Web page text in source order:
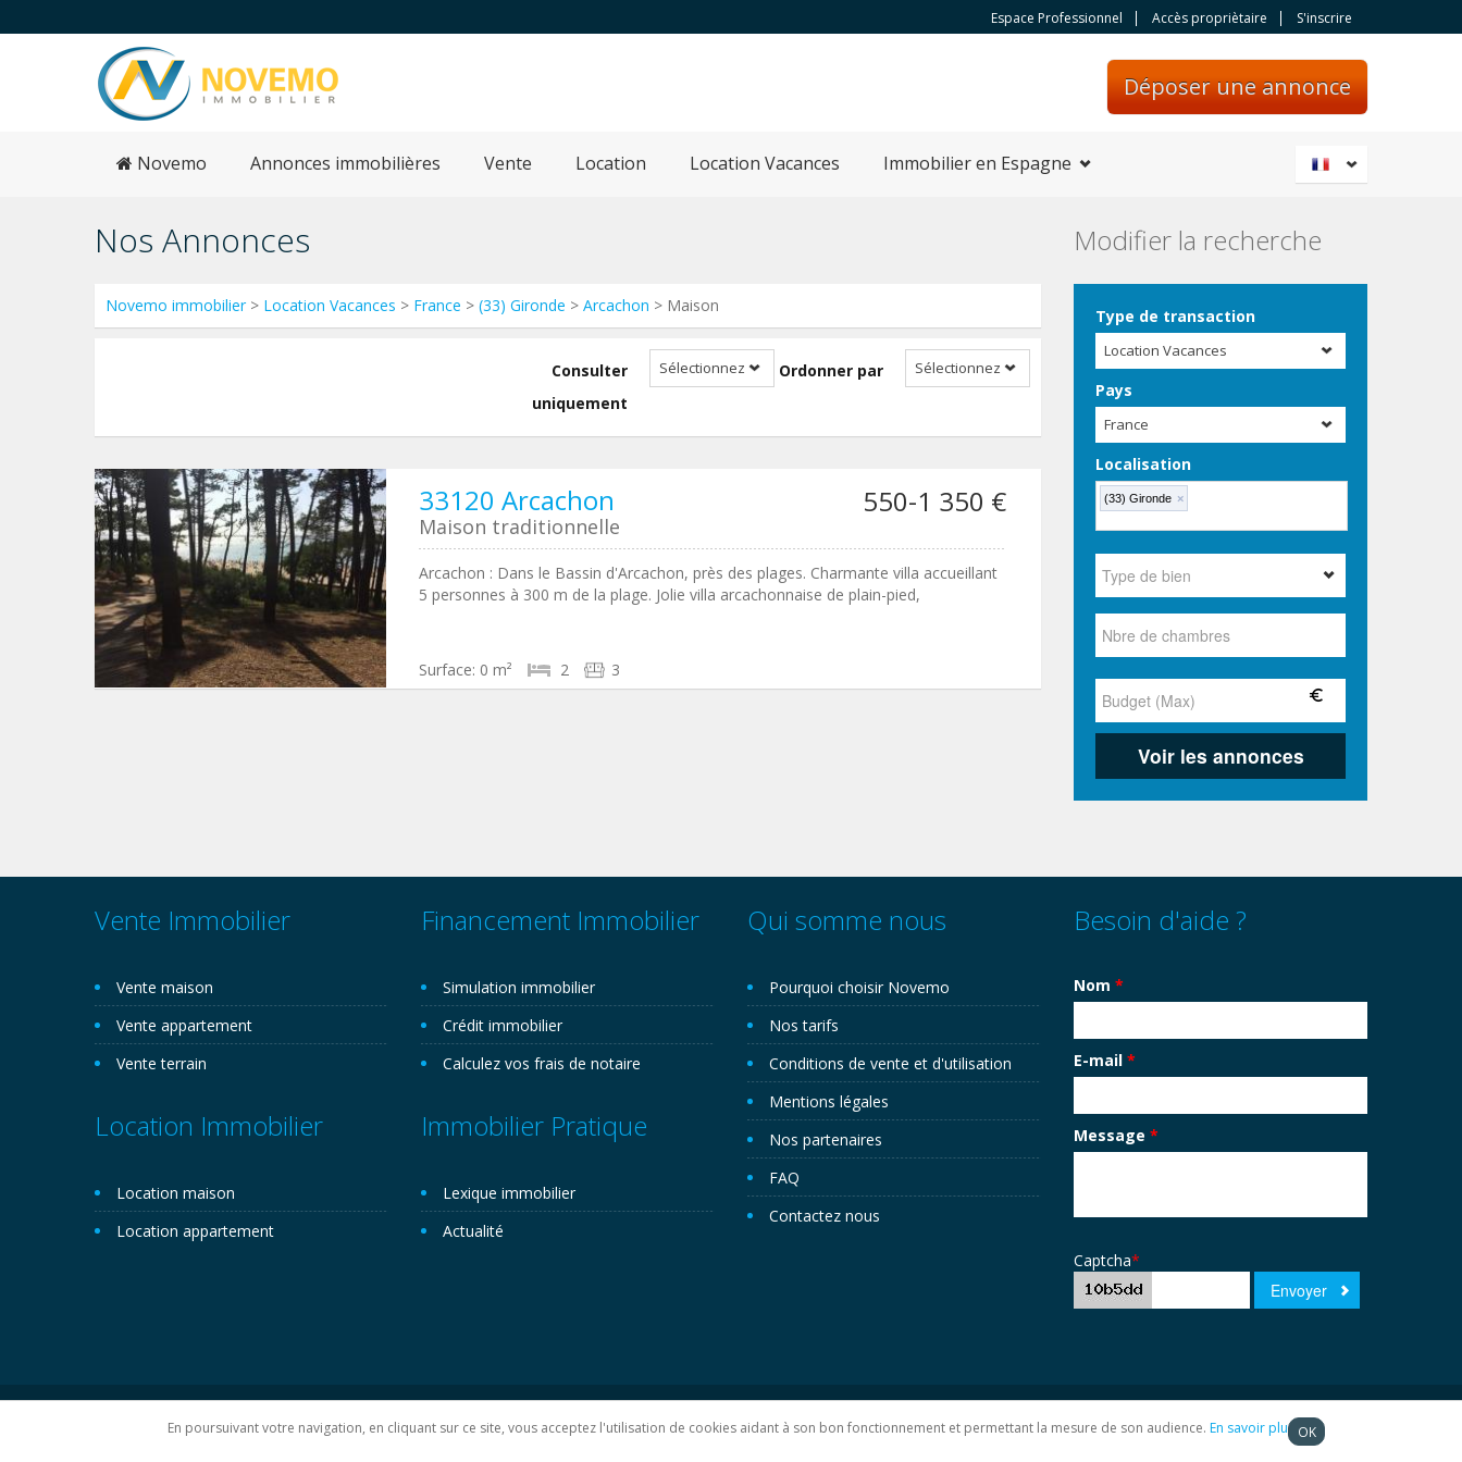
Espace Professionnel Accès propriètaire S'inscrire
Déposer une annonce
Novemo Annonces immobilières Vente Location Location Vacances Immobilier en Espagne
Nos Annonces
Novemo immobilier> Location Vacances > France > (33) Gironde > Arcachon > Maison
Ordonner par Sélectionnez
Consulter
uniquement
Sélectionnez
33120 Arcachon 550-1 350 €
Maison traditionnelle
Arcachon : Dans le Bassin d'Arcachon, près des plages. Charmante villa accueillant
5 personnes à 300 m de la plage. Jolie villa arcachonnaise de plain-pied,
Surface: 0 m² 2 3
Modifier la recherche
Type de transaction
Location Vacances
Pays
France
Localisation
(33) Gironde ×
Vente Immobilier
Vente maison
Vente appartement
Vente terrain
Location Immobilier
Location maison
Location appartement
Financement Immobilier
Simulation immobilier
Crédit immobilier
Calculez vos frais de notaire
Immobilier Pratique
Lexique immobilier
Actualité
Qui somme nous
Pourquoi choisir Novemo
Nos tarifs
Conditions de vente et d'utilisation
Mentions légales
Nos partenaires
FAQ
Contactez nous
Besoin d'aide ?
Nom *
E-mail *
Message *
Captcha*
Copyright 2026©. Novemo.com. Tous droits réservés. Plan du site
En poursuivant votre navigation, en cliquant sur ce site, vous acceptez l'utilisation de cookies aidant à son bon fonctionnement et permettant la mesure de son audience. En savoir plus OK